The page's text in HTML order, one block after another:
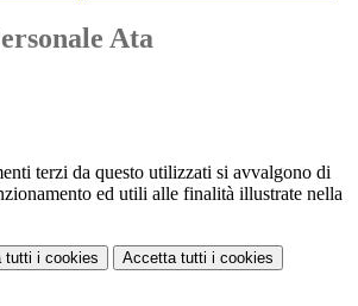
Ata
terzi da questo utilizzati si avvalgono di
ed utili alle finalità illustrate nella
tutti i cookies Accetta tutti i cookies